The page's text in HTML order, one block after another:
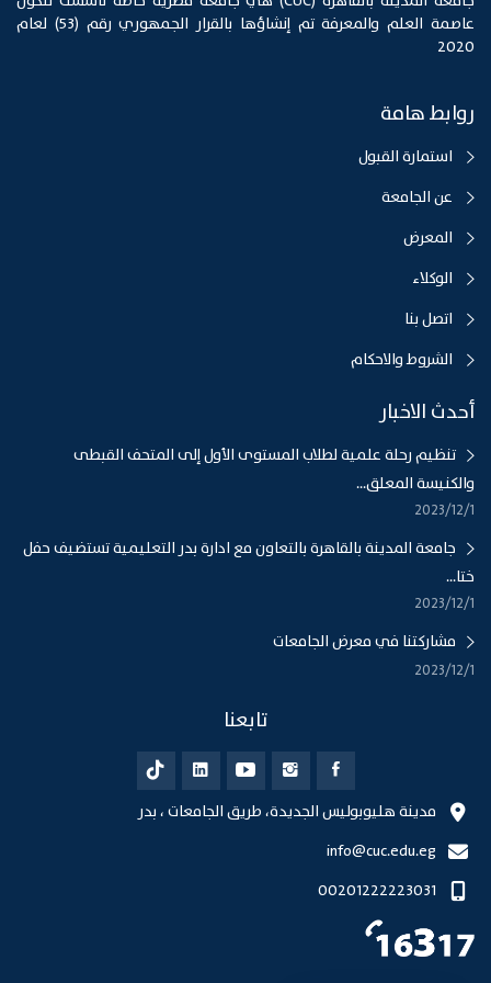
عاصمة العلم والمعرفة تم إنشاؤها بالقرار الجمهوري رقم (53) لعام
2020
روابط هامة
استمارة القبول
عن الجامعة
المعرض
الوكلاء
اتصل بنا
الشروط والاحكام
أحدث الاخبار
تنظيم رحلة علمية لطلاب المستوى الأول إلى المتحف القبطى
والكنيسة المعلق...
1‏‏/12‏‏/2023
جامعة المدينة بالقاهرة بالتعاون مع ادارة بدر التعليمية تستضيف حفل
ختا...
1‏‏/12‏‏/2023
مشاركتنا في معرض الجامعات
1‏‏/12‏‏/2023
تابعنا
مدينة هليوبوليس الجديدة، طريق الجامعات ، بدر
info@cuc.edu.eg
00201222223031